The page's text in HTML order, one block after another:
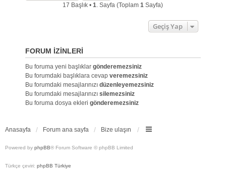
17 Başlık •1. Sayfa (Toplam1 Sayfa)
Geçiş Yap
FORUM IZINLERI
Bu foruma yeni başlıklar gönderemezsiniz
Bu forumdaki başlıklara cevap veremezsiniz
Bu forumdaki mesajlarınızı düzenleyemezsiniz
Bu forumdaki mesajlarınızı silemezsiniz
Bu foruma dosya ekleri gönderemezsiniz
Anasayfa Forum ana sayfa Bize ulaşın
Powered by phpBB® Forum Software © phpBB Limited
Türkçe çeviri: phpBB Türkiye